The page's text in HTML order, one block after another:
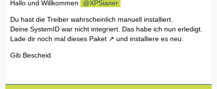
Hallo und Willkommen XPSianer
Du hast die Treiber wahrscheinlich manuell installiert.
Deine SystemID war nicht integriert. Das habe ich nun erledigt.
Lade dir noch mal dieses Paket und installiere es neu.
Gib Bescheid